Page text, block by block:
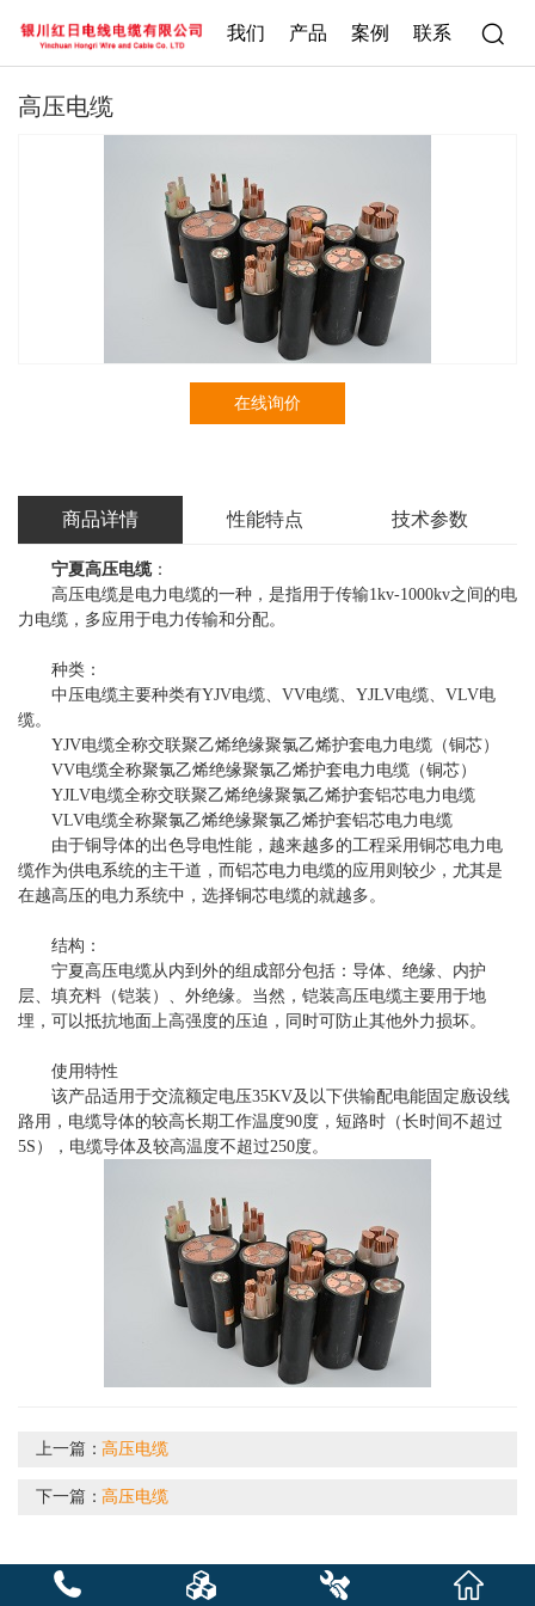
我们 产品 案例 联系
高压电缆
在线询价
商品详情 性能特点 技术参数
宁夏高压电缆：
高压电缆是电力电缆的一种，是指用于传输1kv-1000kv之间的电
力电缆，多应用于电力传输和分配。
种类：
中压电缆主要种类有YJV电缆、VV电缆、YJLV电缆、VLV电
缆。
YJV电缆全称交联聚乙烯绝缘聚氯乙烯护套电力电缆（铜芯）
VV电缆全称聚氯乙烯绝缘聚氯乙烯护套电力电缆（铜芯）
YJLV电缆全称交联聚乙烯绝缘聚氯乙烯护套铝芯电力电缆
VLV电缆全称聚氯乙烯绝缘聚氯乙烯护套铝芯电力电缆
由于铜导体的出色导电性能，越来越多的工程采用铜芯电力电
缆作为供电系统的主干道，而铝芯电力电缆的应用则较少，尤其是
在越高压的电力系统中，选择铜芯电缆的就越多。
结构：
宁夏高压电缆从内到外的组成部分包括：导体、绝缘、内护
层、填充料（铠装）、外绝缘。当然，铠装高压电缆主要用于地
埋，可以抵抗地面上高强度的压迫，同时可防止其他外力损坏。
使用特性
该产品适用于交流额定电压35KV及以下供输配电能固定廒设线
路用，电缆导体的较高长期工作温度90度，短路时（长时间不超过
5S），电缆导体及较高温度不超过250度。
上一篇：高压电缆
下一篇：高压电缆